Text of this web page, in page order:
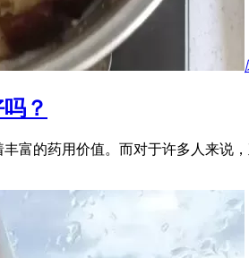
？
富的药用价值。而对于许多人来说